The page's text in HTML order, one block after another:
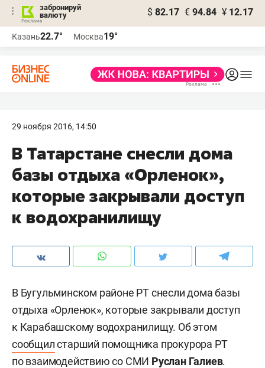
забронируй
валюту
$ 82.17 € 94.84 ¥ 12.17
Казань22.7° Москва19°
29 ноября 2016, 14:50
В Татарстане снесли дома
базы отдыха «Орленок»,
которые закрывали доступ
к водохранилищу
В Бугульминском районе РТ снесли дома базы
отдыха «Орленок», которые закрывали доступ
к Карабашскому водохранилищу. Об этом
сообщилстарший помощника прокурора РТ
по взаимодействию со СМИ Руслан Галиев.